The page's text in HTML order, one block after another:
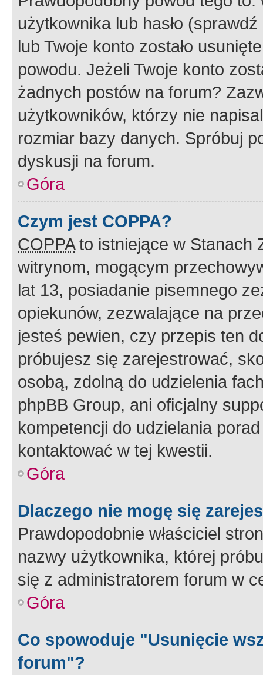
użytkownika lub hasło
lub Twoje konto zostało
powodu. Jeżeli Twoje konto
żadnych postów na forum?
użytkowników, którzy nie
rozmiar bazy danych. Spróbuj
dyskusji na forum.
Góra
Czym jest COPPA?
COPPAto istniejące w Stanach
witrynom, mogącym
lat 13, posiadanie pisemnego
opiekunów, zezwalające na
jesteś pewien, czy przepis ten
próbujesz się zarejestrować,
osobą, zdolną do udzielenia
phpBB Group, ani oficjalny
kompetencji do udzielania
kontaktować w tej kwestii.
Góra
Dlaczego nie mogę się
Prawdopodobnie właściciel
nazwy użytkownika, której
się z administratorem forum w
Góra
Co spowoduje "Usunięcie
forum"?